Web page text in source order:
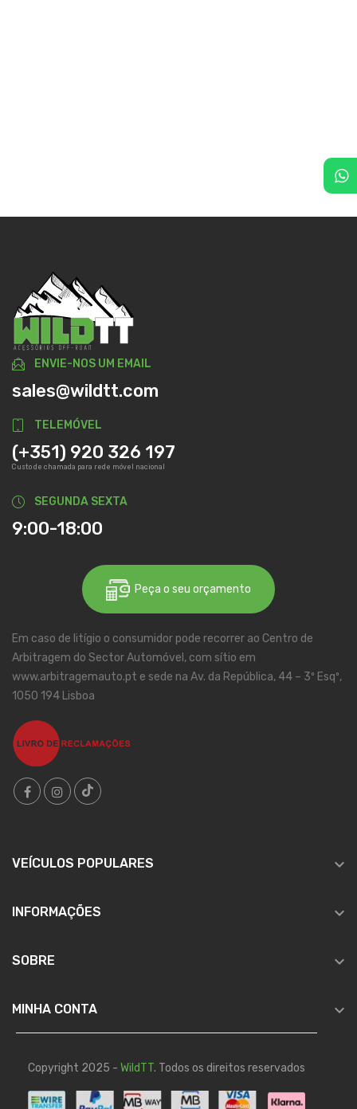
ENVIE-NOS UM EMAIL
sales@wildtt.com
TELEMÓVEL
(+351) 920 326 197
Custo de chamada para rede móvel nacional
SEGUNDA SEXTA
9:00-18:00
Peça o seu orçamento
Em caso de litígio o consumidor pode recorrer ao Centro de
Arbitragem do Sector Automóvel, com sítio em
www.arbitragemauto.pt e sede na Av. da República, 44 – 3º Esqº,
1050 194 Lisboa
VEÍCULOS POPULARES 
INFORMAÇÕES 
SOBRE 
MINHA CONTA 
Copyright 2025 - WildTT. Todos os direitos reservados